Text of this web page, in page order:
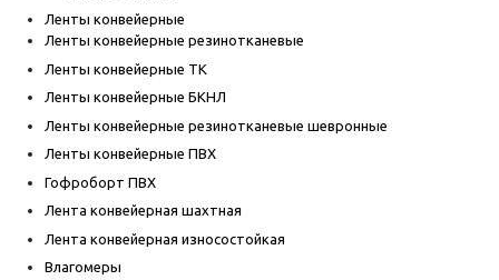
Ленты конвейерные
Ленты конвейерные резинотканевые
Ленты конвейерные ТК
Ленты конвейерные БКНЛ
Ленты конвейерные резинотканевые шевронные
Ленты конвейерные ПВХ
Гофроборт ПВХ
Лента конвейерная шахтная
Лента конвейерная износостойкая
Влагомеры